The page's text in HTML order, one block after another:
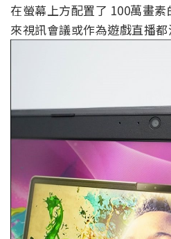
在螢幕上方配置了 100萬畫
來視訊會議或作為遊戲直播都